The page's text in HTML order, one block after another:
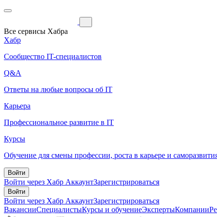
Все сервисы Хабра
Хабр
Сообщество IT-специалистов
Q&A
Ответы на любые вопросы об IT
Карьера
Профессиональное развитие в IT
Курсы
Обучение для смены профессии, роста в карьере и
Войти
Войти через Хабр АккаунтЗарегистрироваться
Войти
Войти через Хабр АккаунтЗарегистрироваться
ВакансииСпециалистыКурсы и обучениеЭкспертыКомпании